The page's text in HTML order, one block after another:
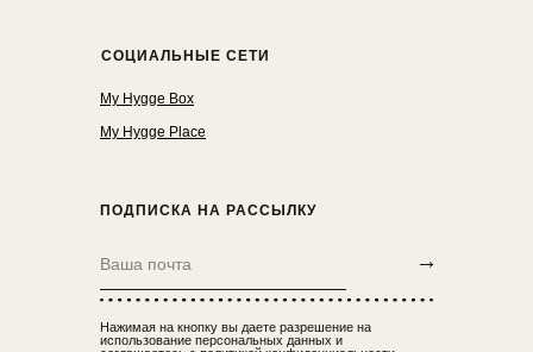
СОЦИАЛЬНЫЕ СЕТИ
→
Нажимая на кнопку вы даете разрешение на
использование персональных данных и
ПОДПИСКА НА РАССЫЛКУ
My Hygge Box
My Hygge Place